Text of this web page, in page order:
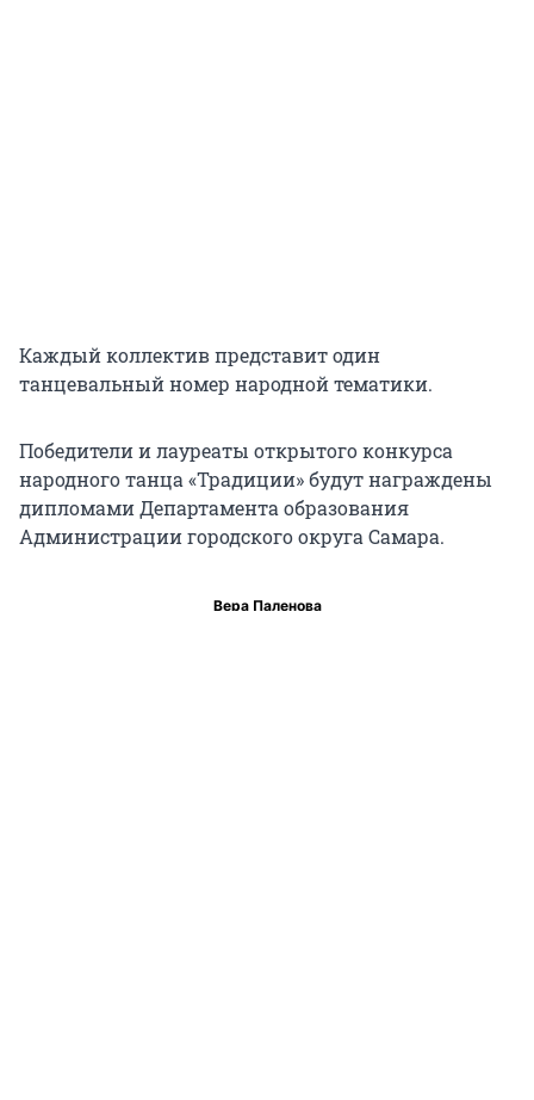
Каждый коллектив представит один
танцевальный номер народной тематики.
Победители и лауреаты открытого конкурса
народного танца «Традиции» будут награждены
дипломами Департамента образования
Администрации городского округа Самара.
Вера Паленова